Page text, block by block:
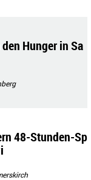
Hunger in Sa
48-Stunden-Sp